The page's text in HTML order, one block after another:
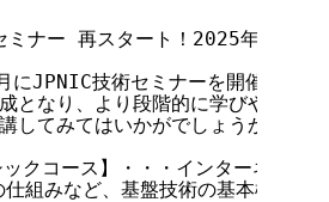
ナー 再スタート！2025年10月開
JPNIC技術セミナーを開催します
となり、より段階的に学びやすくな
てみてはいかがでしょうか。
クコース】・・・インターネット
みなど、基盤技術の基本構造を